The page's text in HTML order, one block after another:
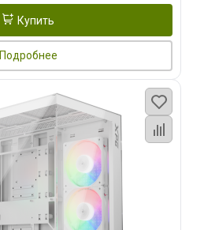
Купить
Подробнее